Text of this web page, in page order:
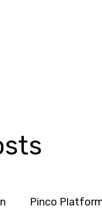
Pinco